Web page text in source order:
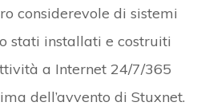
considerevole di sistemi
stati installati e costruiti
a Internet 24/7/365
dell’avvento di Stuxnet.